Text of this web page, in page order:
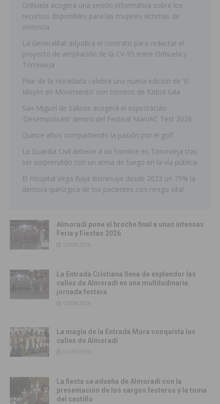
Orihuela acogerá una sesión informativa sobre los
recursos disponibles para las mujeres víctimas de
violencia
La Generalitat adjudica el contrato para redactar el
proyecto de ampliación de la CV-95 entre Orihuela y
Torrevieja
Pilar de la Horadada celebra una nueva edición de ‘El
Mojón en Movimiento’ con torneos de fútbol sala
San Miguel de Salinas acogerá el espectáculo
‘Desempolsant’ dentro del Festival ManIAC Test 2026
Quince años compartiendo la pasión por el golf
La Guardia Civil detiene a un hombre en Torrevieja tras
ser sorprendido con un arma de fuego en la vía pública
El Hospital Vega Baja disminuye desde 2023 un 75% la
demora quirúrgica de los pacientes con riesgo vital
Almoradí pone el broche final a unas intensas
Feria y Fiestas 2026
03/08/2026
La Entrada Cristiana llena de esplendor las
calles de Almoradí en una multitudinaria
jornada festera
02/08/2026
La magia de la Entrada Mora conquista las
calles de Almoradí
01/08/2026
La fiesta se adueña de Almoradí con la
presentación de los cargos festeros y la toma
del castillo